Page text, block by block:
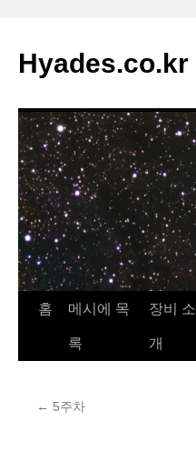
츠
로
너
뛰
기
Hyades.co.kr
홈 메시에 목
록
장비 소
개
← 5주차